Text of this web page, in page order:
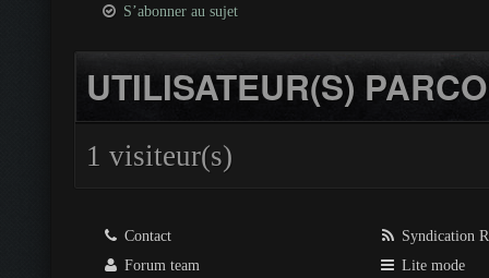
S’abonner au sujet
UTILISATEUR(S)
1 visiteur(s)
Contact
Forum team
Syndication
Lite mode